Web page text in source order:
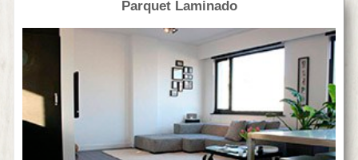
Parquet Laminado